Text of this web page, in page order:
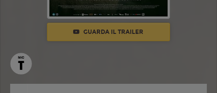
GUARDA IL TRAILER